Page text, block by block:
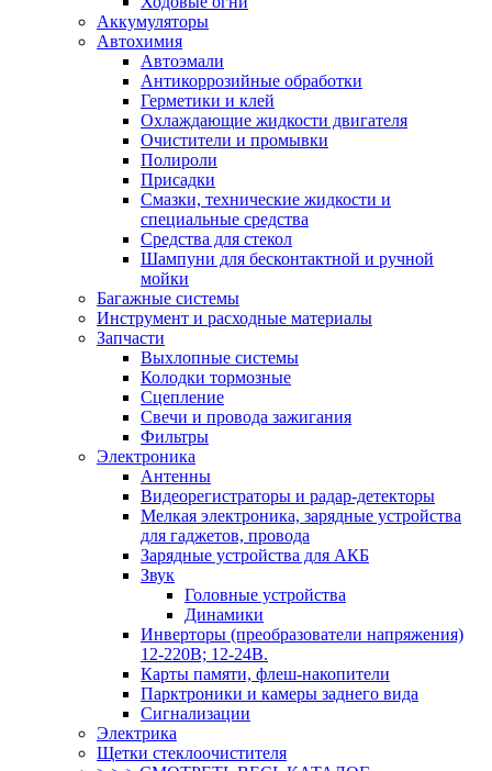
Аккумуляторы
Автохимия
Автоэмали
Антикоррозийные обработки
Герметики и клей
Охлаждающие жидкости двигателя
Очистители и промывки
Полироли
Присадки
Смазки, технические жидкости и
специальные средства
Средства для стекол
Шампуни для бесконтактной и ручной
мойки
Багажные системы
Инструмент и расходные материалы
Запчасти
Выхлопные системы
Колодки тормозные
Сцепление
Свечи и провода зажигания
Фильтры
Электроника
Антенны
Видеорегистраторы и радар-детекторы
Мелкая электроника, зарядные устройства
для гаджетов, провода
Зарядные устройства для АКБ
Звук
Головные устройства
Динамики
Инверторы (преобразователи напряжения)
12-220В; 12-24В.
Карты памяти, флеш-накопители
Парктроники и камеры заднего вида
Сигнализации
Электрика
Щетки стеклоочистителя